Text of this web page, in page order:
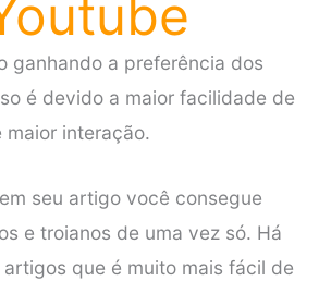
ganhando a preferência dos
é devido a maior facilidade de
maior interação.
seu artigo você consegue
e troianos de uma vez só. Há
que é muito mais fácil de